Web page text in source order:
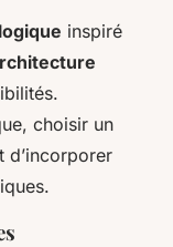
inspiré
choisir un
d’incorporer